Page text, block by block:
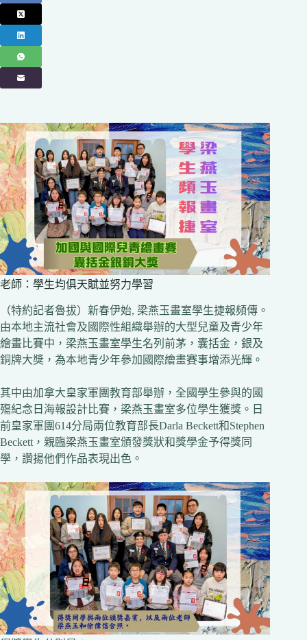
老師：學生均俱天賦並努力學習
（特約記者魯拔）新春伊始, 梁燕玉畫室學生捷報頻傳。
由本地主流社會及國際性組織舉辦的大型兒童及青少年
繪畫比賽中，梁燕玉畫室學生名列前茅，囊括金，銀及
銅牌大獎，為本地青少年參加國際繪畫賽事增添光輝。
其中由加拿大皇家軍團教育部舉辦，全國學生參與的國
殤紀念日海報設計比賽，梁燕玉畫室多位學生獲獎。日
前皇家軍團614分局兩位教育部長Darla Beckett和Stephen
Beckett，親臨梁燕玉畫室頒發獎狀和獎學金予得獎同
學，讚揚他們作品表現出色。